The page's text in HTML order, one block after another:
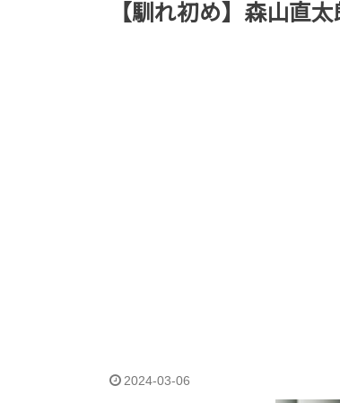
【馴れ初め】森山直
2024-03-06